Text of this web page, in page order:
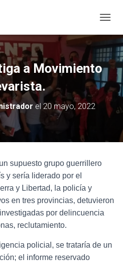
a Movimiento
el20 mayo, 2022
supuesto grupo guerrillero
y sería liderado por el
y Libertad, la policía y
en tres provincias, detuvieron
por delincuencia
reclutamiento.
policial, se trataría de un
el informe reservado